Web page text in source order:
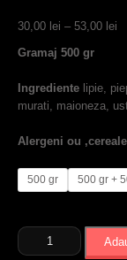
30,00 lei – 53,00 lei
la
Gramaj 500 gr
Ingrediente lipie,
murati, maioneza,
Alergeni ou
500 gr 500 gr +
Cantitate
Shaorma